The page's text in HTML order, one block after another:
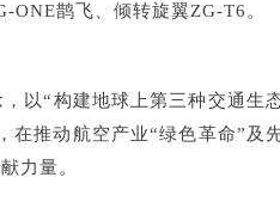
鹊飞、倾转旋翼ZG-T6。
以“构建地球上第三种交通生
在推动航空产业“绿色革命”及
力量。